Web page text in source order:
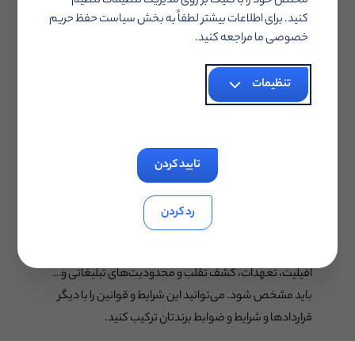
شما شود.
پس از بابت این همخوانی با برند مطمئن شوید. ویژگی‌های
صفحه ثبت نام باید با وبسایت شما یکی باشد. مثلا رنگ‌های
برندتان، فونت‌ها و لحن یکپارچه بین سایت و صفحه ثبت نام
شرایط استفاده از خدمات
شرایط استفاده از برنامه افیلیت شما هم نیاز به مکتوب شدن
دارد و مانند بقیه موارد باید با ویژگی‌های صفحه ثبت نام
افیلیت، تعهدات، کشف تقلب و محدودیت‌های تبلیغاتی و…
باید مشخص شود. می‌توانید این شرایط و قوانین را با دیگر
قراردادها و شرایط و ضوابط برندتان ترکیب کنید.
کنید. برای اطلاعات بیشتر لطفاً به بخش سیاست حفظ حریم
خصوصی ما مراجعه کنید.
تنظیمات
تایید کردن
رد کردن